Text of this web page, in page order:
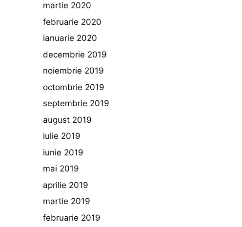
martie 2020
februarie 2020
ianuarie 2020
decembrie 2019
noiembrie 2019
octombrie 2019
septembrie 2019
august 2019
iulie 2019
iunie 2019
mai 2019
aprilie 2019
martie 2019
februarie 2019